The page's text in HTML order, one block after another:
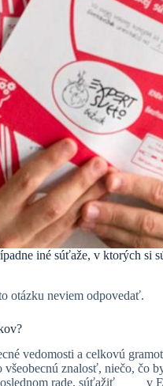
iné súťaže, v ktorých si
otázku neviem odpovedať.
vedomosti a celkovú
znalosť, niečo, čo
rade, súťažiť v